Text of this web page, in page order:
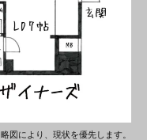
略図により、現状を優先します。